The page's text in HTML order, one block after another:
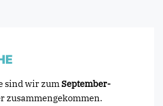
sind wir zumSeptember-
zusammengekommen.